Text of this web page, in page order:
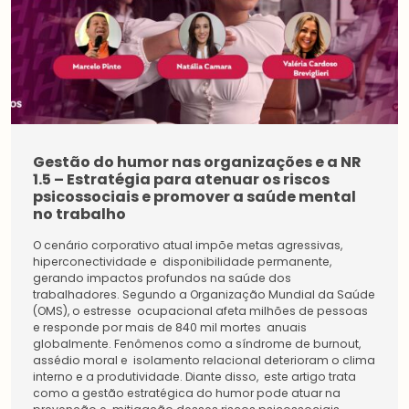
Gestão do humor nas organizações e a NR
1.5 – Estratégia para atenuar os riscos
psicossociais e promover a saúde mental
no trabalho
O cenário corporativo atual impõe metas agressivas,
hiperconectividade e disponibilidade permanente,
gerando impactos profundos na saúde dos
trabalhadores. Segundo a Organização Mundial da Saúde
(OMS), o estresse ocupacional afeta milhões de pessoas
e responde por mais de 840 mil mortes anuais
globalmente. Fenômenos como a síndrome de burnout,
assédio moral e isolamento relacional deterioram o clima
interno e a produtividade. Diante disso, este artigo trata
como a gestão estratégica do humor pode atuar na
Estudantes PessoaFísica